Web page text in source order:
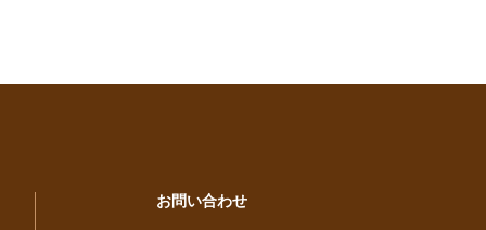
お問い合わせ